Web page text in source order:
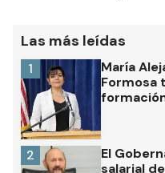
Las más leídas
María
Formosa
1
El
salarial
2